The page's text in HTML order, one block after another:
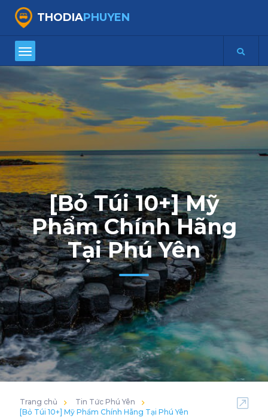
THODIAPHUYEN
[Bỏ Túi 10+] Mỹ
Phẩm Chính Hãng
Tại Phú Yên
Trang chủ
Tin Tức Phú Yên
[Bỏ Túi 10+] Mỹ Phẩm Chính Hãng Tại Phú Yên